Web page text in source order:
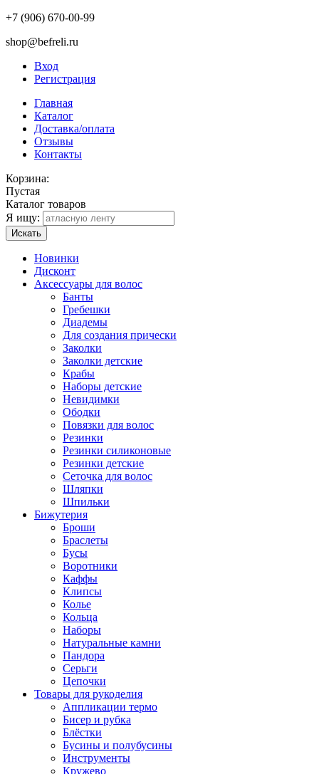
+7 (906) 670-00-99
shop@befreli.ru
Вход
Регистрация
Главная
Каталог
Доставка/оплата
Отзывы
Контакты
Корзина:
Пустая
Каталог товаров
Я ищу:
Искать
Новинки
Дисконт
Аксессуары для волос
Банты
Гребешки
Диадемы
Для создания прически
Заколки
Заколки детские
Крабы
Наборы детские
Невидимки
Ободки
Повязки для волос
Резинки
Резинки силиконовые
Резинки детские
Сеточка для волос
Шляпки
Шпильки
Бижутерия
Броши
Браслеты
Бусы
Воротники
Каффы
Клипсы
Колье
Кольца
Наборы
Натуральные камни
Пандора
Серьги
Цепочки
Товары для рукоделия
Аппликации термо
Бисер и рубка
Блёстки
Бусины и полубусины
Инструменты
Кружево